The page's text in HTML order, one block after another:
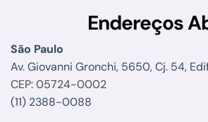
Endereços
São Paulo
Av. Giovanni Gronchi, 5650, Cj. 54,
CEP: 05724-0002
(11) 2388-0088